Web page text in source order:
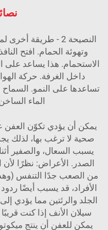
النصيحة 2 - طريقة
وتهوئة الحمام. افتح
الاستحمام. هذا يساعد على
داخل الغرفة. حركة
تساعدها على النمو. السماح
الماء
يمكن أن يؤدي تكوّن
صحية لا ترغب بها، لذلك
يسبب السعال، والصفير
الصدر. الأعراض: نظرًا لأن
من الصعب جدًا التنفس
الأفراد، قد يسبب أيضًا
الجلد والرئتين مما يؤدي
سيلان الأنف إذا كنت
يمكن للعفن أن ينتج